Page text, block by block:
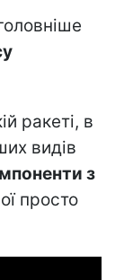
ракеті, в
видів
з
просто